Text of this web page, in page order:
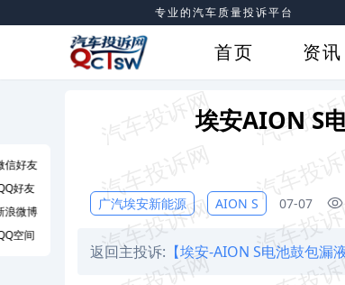
专业的汽车质量投诉平台
首页 资讯
埃安AION S
广汽埃安新能源 AION S 07-07
返回主投诉: 【埃安-AION S电池鼓包漏液
信好友
好友
浪微博
空间